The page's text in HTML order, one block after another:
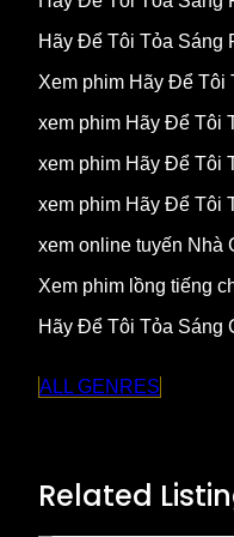
Hãy Để Tôi Tỏa Sáng
Xem phim Hãy Để Tôi
xem phim Hãy Để Tôi
xem phim Hãy Để Tôi
xem phim Hãy Để Tôi
xem online tuyến Nhà
Xem phim lồng tiếng
Hãy Để Tôi Tỏa Sáng
ALL GENRES
Related